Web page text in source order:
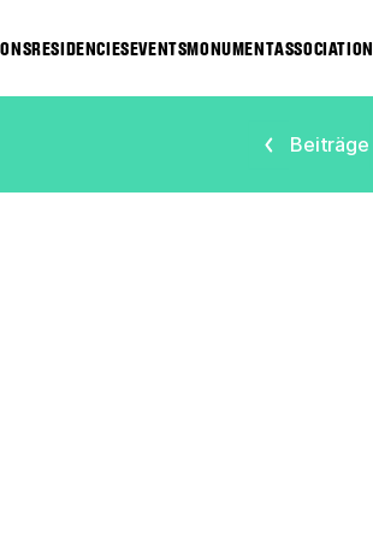
RESIDENCIESEVENTSMONUMENTASSOCIATION
Beiträge